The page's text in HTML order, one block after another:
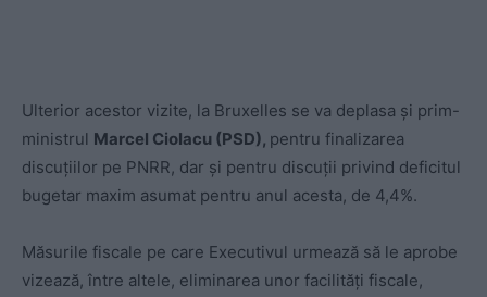
Ulterior acestor vizite, la Bruxelles se va deplasa şi prim-
ministrul Marcel Ciolacu (PSD), pentru finalizarea
discuţiilor pe PNRR, dar şi pentru discuţii privind deficitul
bugetar maxim asumat pentru anul acesta, de 4,4%.
Măsurile fiscale pe care Executivul urmează să le aprobe
vizează, între altele, eliminarea unor facilităţi fiscale,